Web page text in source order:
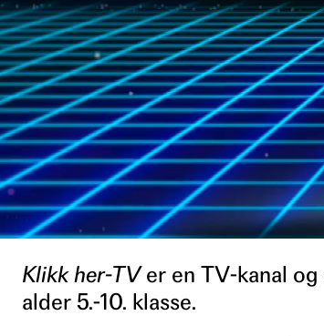
Klikk her-TVer en TV-kanal
alder 5.-10. klasse.